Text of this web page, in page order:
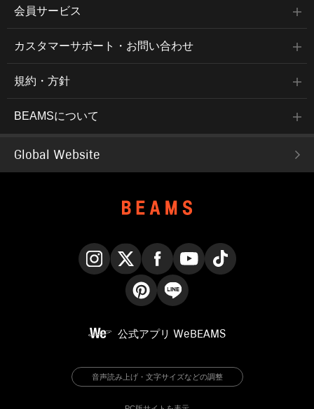
会員サービス
カスタマーサポート・お問い合わせ
規約・方針
BEAMSについて
Global Website
公式アプリ WeBEAMS
音声読み上げ・文字サイズなどの調整